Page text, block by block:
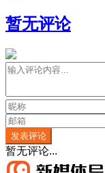
暂无评论
发表评论
暂无评论...